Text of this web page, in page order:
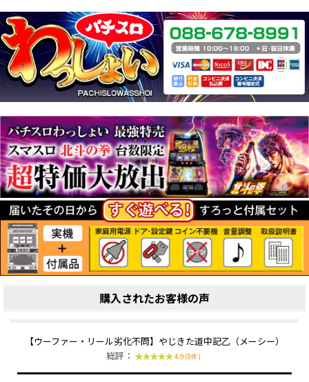
購入されたお客様の声
【ウーファー・リール劣化不問】やじきた道中記乙（メーシー）
総評：
4.9 (8件)